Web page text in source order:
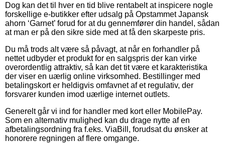
Dog kan det til hver en tid blive rentabelt at inspicere nogle
forskellige e-butikker efter udsalg på Opstammet Japansk
ahorn ‘Garnet’ forud for at du gennemfører din handel, sådan
at man er på den sikre side med at få den skarpeste pris.
Du må trods alt være så påvagt, at når en forhandler på
nettet udbyder et produkt for en salgspris der kan virke
overordentlig attraktiv, så kan det tit være et karakteristika
der viser en uærlig online virksomhed. Bestillinger med
betalingskort er heldigvis omfavnet af et regulativ, der
forsvarer kunden imod uærlige internet outlets.
Generelt går vi ind for handler med kort eller MobilePay.
Som en alternativ mulighed kan du drage nytte af en
afbetalingsordning fra f.eks. ViaBill, forudsat du ønsker at
honorere regningen af flere omgange.